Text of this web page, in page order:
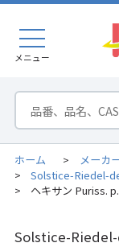
メニュー
ホーム > メーカ
> Solstice-Riedel-
> ヘキサン Puriss.
Solstice-Riedel-